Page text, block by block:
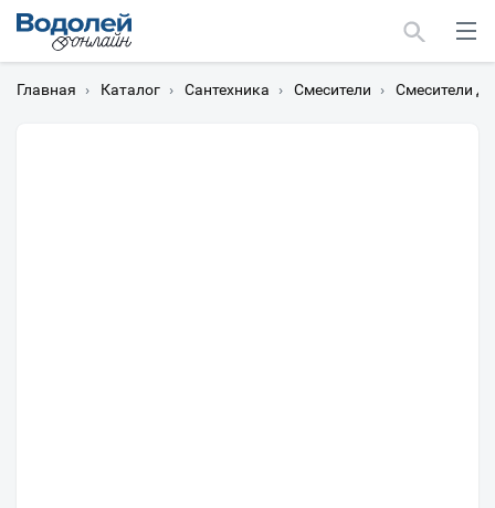
Главная › Каталог › Сантехника › Смесители › Смесители